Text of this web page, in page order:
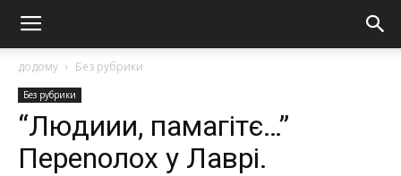
додому Без рубрики
Без рубрики
“Людиии, памагітє…”
Пеpеnолох у Лавpі.